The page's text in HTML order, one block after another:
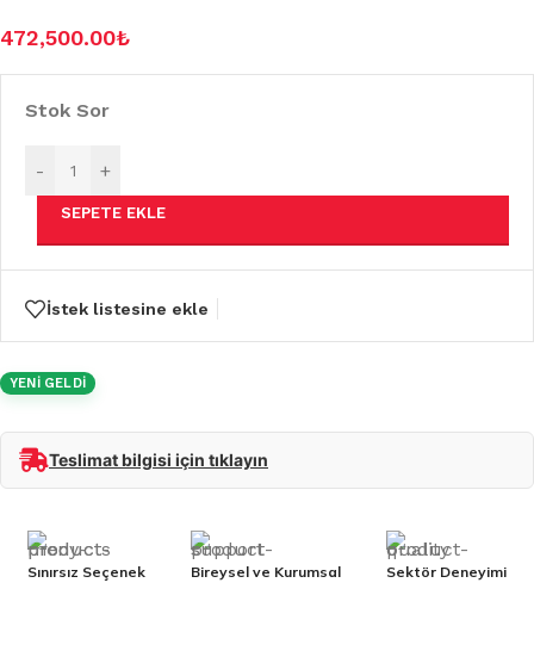
472,500.00₺
Stok Sor
- +
SEPETE EKLE
İstek listesine ekle
YENİ GELDİ
Teslimat bilgisi için tıklayın
Sınırsız Seçenek Bireysel ve Kurumsal Sektör Deneyimi